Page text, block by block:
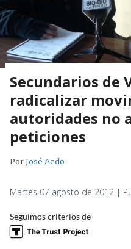
Secundarios de
radicalizar
autoridades no
peticiones
PorJosé Aedo
Martes 07 agosto de 2012 |
Seguimos criterios de